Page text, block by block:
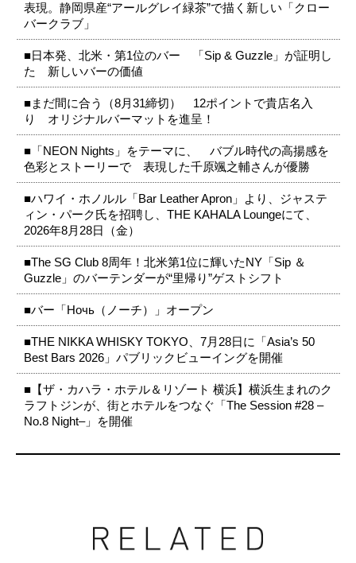
表現。静岡県産“アールグレイ緑茶”で描く新しい「クロー
バークラブ」
■日本発、北米・第1位のバー 「Sip & Guzzle」が証明し
た 新しいバーの価値
■まだ間に合う（8月31締切） 12ポイントで貴店名入
り オリジナルバーマットを進呈！
■「NEON Nights」をテーマに、 バブル時代の高揚感を
色彩とストーリーで 表現した千原颯之輔さんが優勝
■ハワイ・ホノルル「Bar Leather Apron」より、ジャステ
ィン・パーク氏を招聘し、THE KAHALA Loungeにて、
2026年8月28日（金）
■The SG Club 8周年！北米第1位に輝いたNY「Sip ＆
Guzzle」のバーテンダーが“里帰り”ゲストシフト
■バー「Ночь（ノーチ）」オープン
■THE NIKKA WHISKY TOKYO、7月28日に「Asia’s 50
Best Bars 2026」パブリックビューイングを開催
■【ザ・カハラ・ホテル＆リゾート 横浜】横浜生まれのク
ラフトジンが、街とホテルをつなぐ「The Session #28 –
No.8 Night–」を開催